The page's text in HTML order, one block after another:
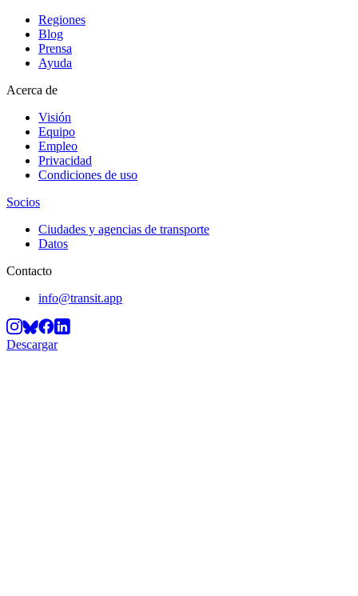
Regiones
Blog
Prensa
Ayuda
Acerca de
Visión
Equipo
Empleo
Privacidad
Condiciones de uso
Socios
Ciudades y agencias de transporte
Datos
Contacto
info@transit.app
Descargar